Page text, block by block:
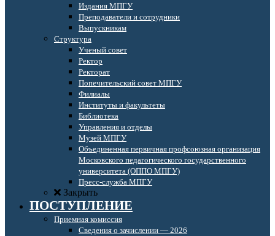
Издания МПГУ
Преподаватели и сотрудники
Выпускникам
Структура
Ученый совет
Ректор
Ректорат
Попечительский совет МПГУ
Филиалы
Институты и факультеты
Библиотека
Управления и отделы
Музей МПГУ
Объединенная первичная профсоюзная организация
Московского педагогического государственного
университета (ОППО МПГУ)
Пресс-служба МПГУ
Закрыть
ПОСТУПЛЕНИЕ
Приемная комиссия
Сведения о зачислении — 2026